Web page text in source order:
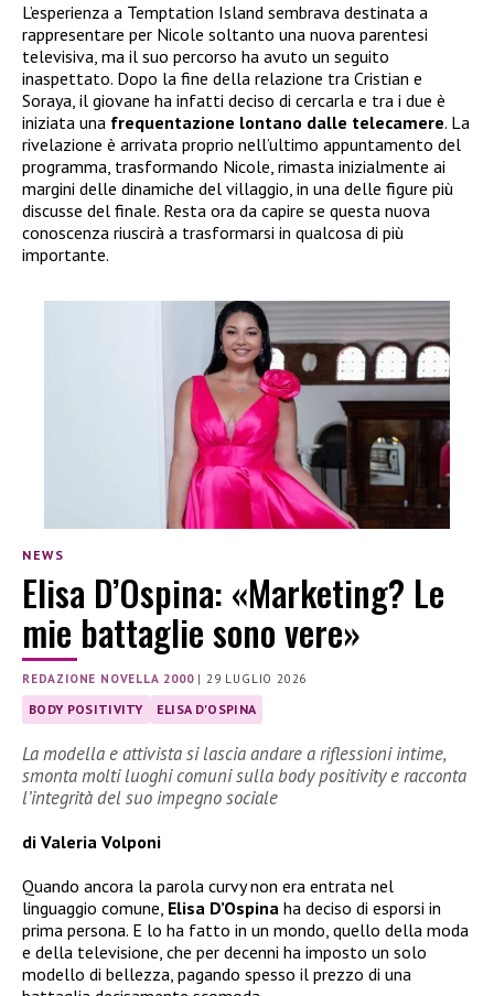
L’esperienza a Temptation Island sembrava destinata a
rappresentare per Nicole soltanto una nuova parentesi
televisiva, ma il suo percorso ha avuto un seguito
inaspettato. Dopo la fine della relazione tra Cristian e
Soraya, il giovane ha infatti deciso di cercarla e tra i due è
iniziata una frequentazione lontano dalle telecamere. La
rivelazione è arrivata proprio nell’ultimo appuntamento del
programma, trasformando Nicole, rimasta inizialmente ai
margini delle dinamiche del villaggio, in una delle figure più
discusse del finale. Resta ora da capire se questa nuova
conoscenza riuscirà a trasformarsi in qualcosa di più
importante.
NEWS
Elisa D’Ospina: «Marketing? Le
mie battaglie sono vere»
REDAZIONE NOVELLA 2000|29 LUGLIO 2026
BODY POSITIVITY ELISA D'OSPINA
La modella e attivista si lascia andare a riflessioni intime,
smonta molti luoghi comuni sulla body positivity e racconta
l’integrità del suo impegno sociale
di Valeria Volponi
Quando ancora la parola curvy non era entrata nel
linguaggio comune, Elisa D’Ospina ha deciso di esporsi in
prima persona. E lo ha fatto in un mondo, quello della moda
e della televisione, che per decenni ha imposto un solo
modello di bellezza, pagando spesso il prezzo di una